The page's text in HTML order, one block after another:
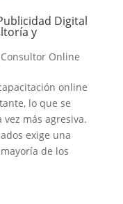
Digital
y
Consultor Online
online
lo que se
más agresiva.
exige una
de los